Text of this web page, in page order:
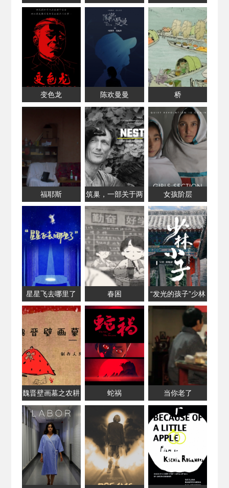
变色龙 陈欢曼曼 桥
福耶斯
筑巢，一部关于两
人两鸟的电影
女孩阶层
星星飞去哪里了 春困
“发光的孩子”少林
小子
魏晋壁画墓之农耕 蛇祸 当你老了